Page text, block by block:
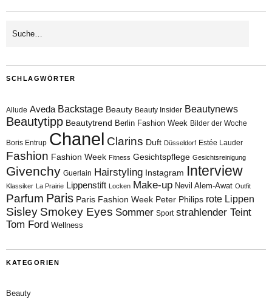
SCHLAGWÖRTER
Allude Aveda Backstage Beauty Beauty Insider Beautynews
Beautytipp Beautytrend Berlin Fashion Week Bilder der Woche
Boris Entrup Chanel Clarins Duft Düsseldorf Estée Lauder
Fashion Fashion Week Fitness Gesichtspflege Gesichtsreinigung
Givenchy Guerlain Hairstyling Instagram Interview
Klassiker La Prairie Lippenstift Locken Make-up Nevil Alem-Awat Outfit
Parfum Paris Paris Fashion Week Peter Philips rote Lippen
Sisley Smokey Eyes Sommer Sport strahlender Teint
Tom Ford Wellness
KATEGORIEN
Beauty